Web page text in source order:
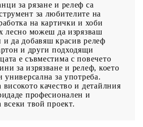
за рязане и релеф са
за любителите на
на картички и хоби
лесно можеш да изрязваш
да добавяш красив релеф
и други подходящи
е съвместима с повечето
за изрязване и релеф, което
универсална за употреба.
високото качество и детайлния
професионален и
твой проект.